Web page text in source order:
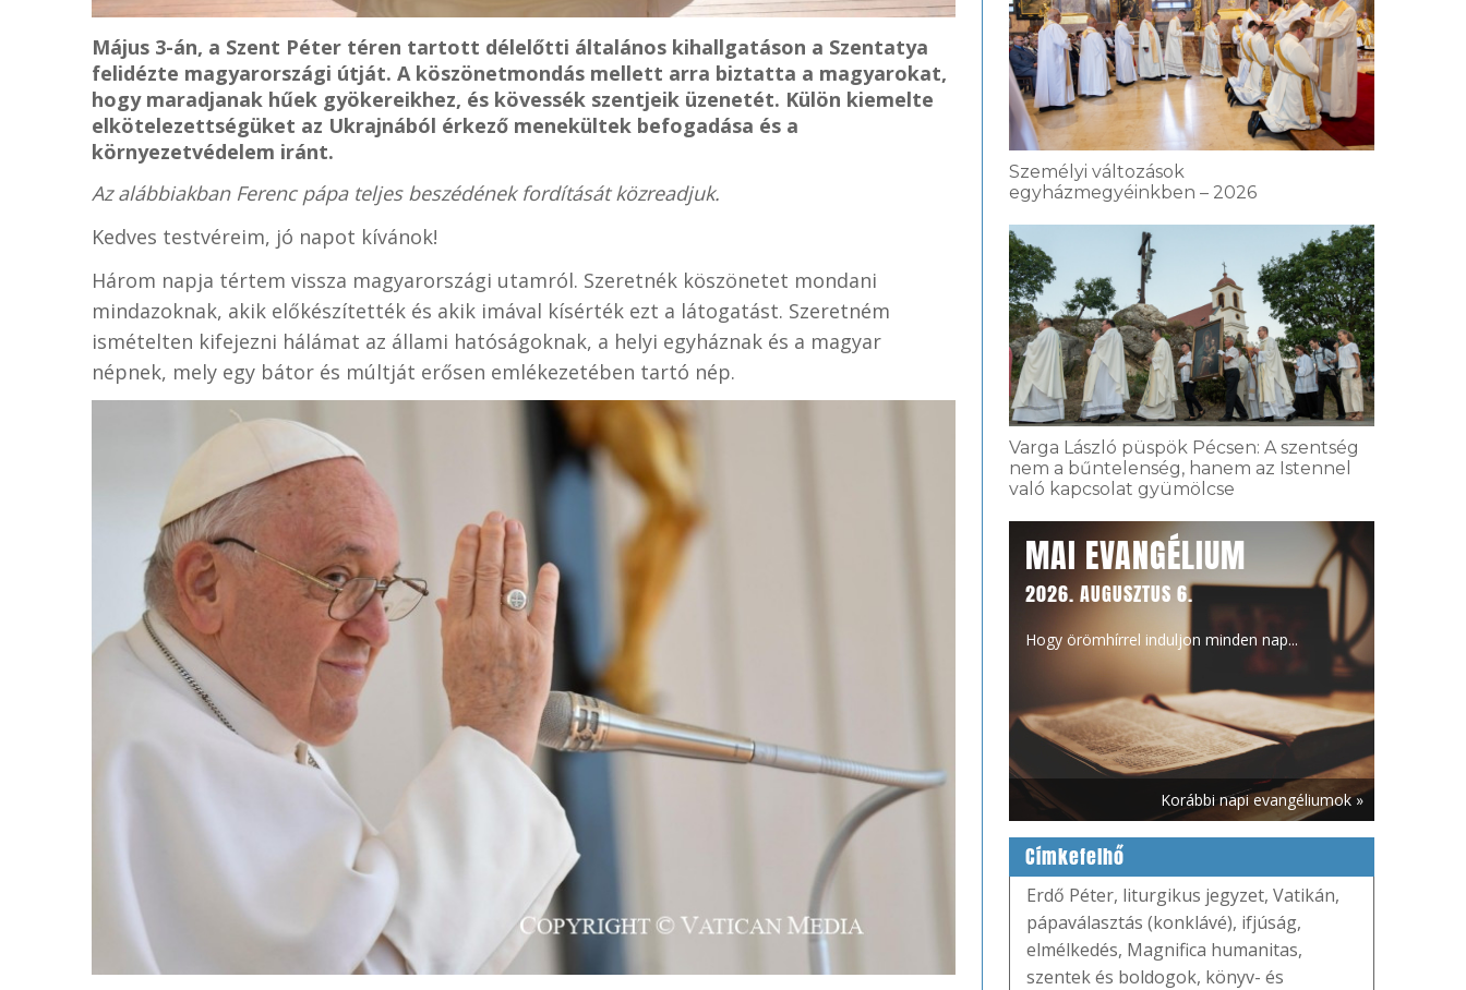
Május 3-án, a Szent Péter téren tartott délelőtti általános kihallgatáson a Szentatya
felidézte magyarországi útját. A köszönetmondás mellett arra biztatta a magyarokat,
hogy maradjanak hűek gyökereikhez, és kövessék szentjeik üzenetét. Külön kiemelte
elkötelezettségüket az Ukrajnából érkező menekültek befogadása és a
környezetvédelem iránt.
Az alábbiakban Ferenc pápa teljes beszédének fordítását közreadjuk.
Kedves testvéreim, jó napot kívánok!
Három napja tértem vissza magyarországi utamról. Szeretnék köszönetet mondani
mindazoknak, akik előkészítették és akik imával kísérték ezt a látogatást. Szeretném
ismételten kifejezni hálámat az állami hatóságoknak, a helyi egyháznak és a magyar
népnek, mely egy bátor és múltját erősen emlékezetében tartó nép.
Személyi változások
egyházmegyéinkben – 2026
Varga László püspök Pécsen: A szentség
nem a bűntelenség, hanem az Istennel
való kapcsolat gyümölcse
MAI EVANGÉLIUM
2026. AUGUSZTUS 6.
Hogy örömhírrel induljon minden nap...
Korábbi napi evangéliumok »
Címkefelhő
Erdő Péter, liturgikus jegyzet, Vatikán,
pápaválasztás (konklávé), ifjúság,
elmélkedés, Magnifica humanitas,
szentek és boldogok, könyv- és